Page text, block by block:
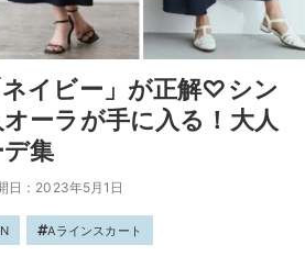
イビー」が正解♡シン
ーラが手に入る！大人
集
日：2023年5月1日
Aラインスカート